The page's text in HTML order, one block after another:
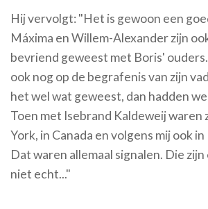
Hij vervolgt: "Het is gewoon een
Máxima en Willem-Alexander zijn
bevriend geweest met Boris'
ook nog op de begrafenis van zijn
het wel wat geweest, dan hadden
Toen met Isebrand Kaldeweij waren
York, in Canada en volgens mij ook
Dat waren allemaal signalen. Die
niet echt..."